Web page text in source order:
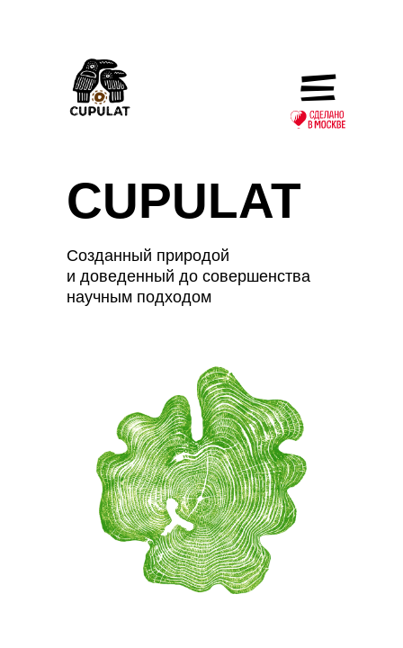
CUPULAT
Созданный природой
и доведенный до совершенства
научным подходом